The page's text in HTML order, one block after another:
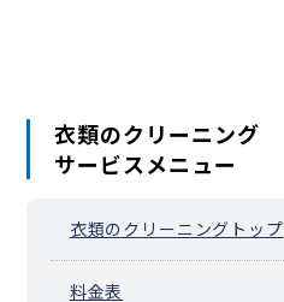
衣類のクリーニング
サービスメニュー
衣類のクリーニングトップ
料金表